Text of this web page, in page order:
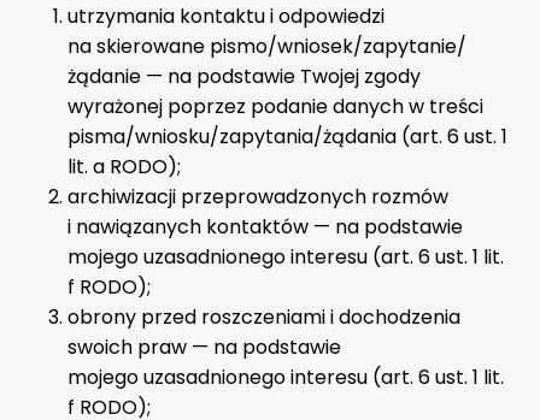
utrzymania kontaktu i odpowiedzi
na skierowane pismo/wniosek/zapytanie/
żądanie — na podstawie Twojej zgody
wyrażonej poprzez podanie danych w treści
pisma/wniosku/zapytania/żądania (art. 6 ust. 1
lit. a RODO);
archiwizacji przeprowadzonych rozmów
i nawiązanych kontaktów — na podstawie
mojego uzasadnionego interesu (art. 6 ust. 1 lit.
f RODO);
obrony przed roszczeniami i dochodzenia
swoich praw — na podstawie
mojego uzasadnionego interesu (art. 6 ust. 1 lit.
f RODO);